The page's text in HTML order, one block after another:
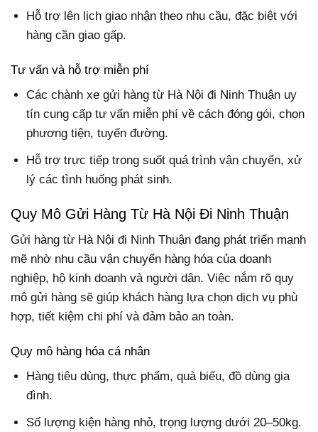
Hỗ trợ lên lịch giao nhận theo nhu cầu, đặc biệt với
hàng cần giao gấp.
Tư vấn và hỗ trợ miễn phí
Các chành xe gửi hàng từ Hà Nội đi Ninh Thuận uy
tín cung cấp tư vấn miễn phí về cách đóng gói, chọn
phương tiện, tuyến đường.
Hỗ trợ trực tiếp trong suốt quá trình vận chuyển, xử
lý các tình huống phát sinh.
Quy Mô Gửi Hàng Từ Hà Nội Đi Ninh Thuận
Gửi hàng từ Hà Nội đi Ninh Thuận đang phát triển mạnh
mẽ nhờ nhu cầu vận chuyển hàng hóa của doanh
nghiệp, hộ kinh doanh và người dân. Việc nắm rõ quy
mô gửi hàng sẽ giúp khách hàng lựa chọn dịch vụ phù
hợp, tiết kiệm chi phí và đảm bảo an toàn.
Quy mô hàng hóa cá nhân
Hàng tiêu dùng, thực phẩm, quà biếu, đồ dùng gia
đình.
Số lượng kiện hàng nhỏ, trọng lượng dưới 20–50kg.